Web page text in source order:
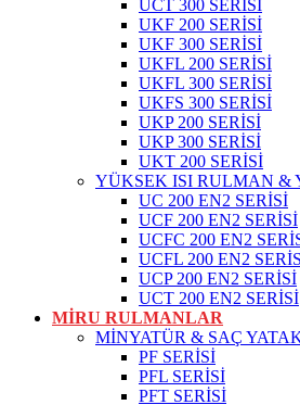
UCT 300 SERİSİ
UKF 200 SERİSİ
UKF 300 SERİSİ
UKFL 200 SERİSİ
UKFL 300 SERİSİ
UKFS 300 SERİSİ
UKP 200 SERİSİ
UKP 300 SERİSİ
UKT 200 SERİSİ
YÜKSEK ISI RULMAN &
UC 200 EN2 SERİSİ
UCF 200 EN2 SERİSİ
UCFC 200 EN2
UCFL 200 EN2
UCP 200 EN2 SERİSİ
UCT 200 EN2 SERİSİ
MİRU RULMANLAR
MİNYATÜR & SAÇ
PF SERİSİ
PFL SERİSİ
PFT SERİSİ